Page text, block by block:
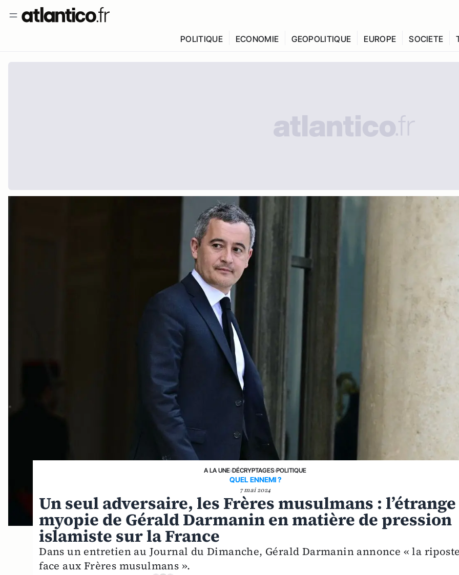
POLITIQUE ECONOMIE GEOPOLITIQUE EUROPE SOCIETE
A LA UNE›DÉCRYPTAGES›POLITIQUE
QUEL ENNEMI ?
7 mai 2024
Un seul adversaire, les Frères musulmans : l’étrange
myopie de Gérald Darmanin en matière de pression
islamiste sur la France
Dans un entretien au Journal du Dimanche, Gérald Darmanin annonce « la riposte
face aux Frères musulmans ».